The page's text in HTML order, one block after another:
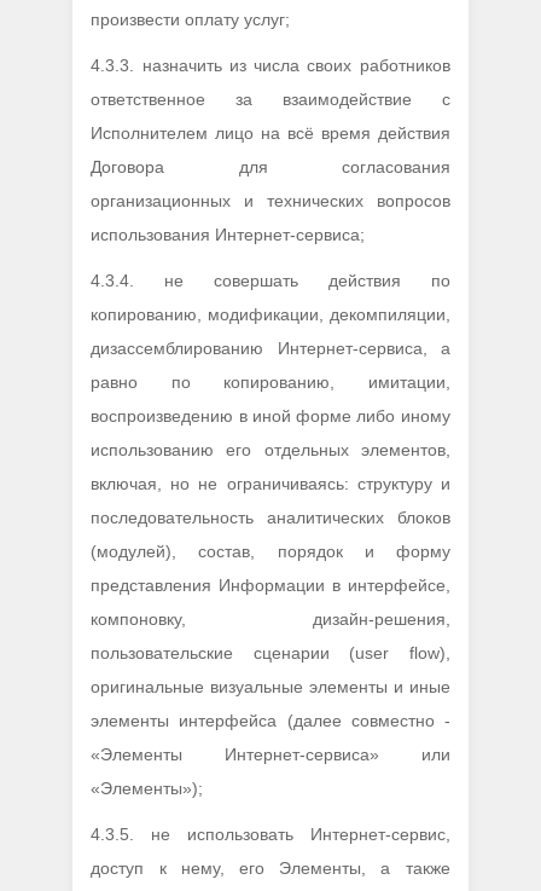
произвести оплату услуг;
4.3.3. назначить из числа своих работников
ответственное за взаимодействие с
Исполнителем лицо на всё время действия
Договора для согласования
организационных и технических вопросов
использования Интернет-сервиса;
4.3.4. не совершать действия по
копированию, модификации, декомпиляции,
дизассемблированию Интернет-сервиса, а
равно по копированию, имитации,
воспроизведению в иной форме либо иному
использованию его отдельных элементов,
включая, но не ограничиваясь: структуру и
последовательность аналитических блоков
(модулей), состав, порядок и форму
представления Информации в интерфейсе,
компоновку, дизайн-решения,
пользовательские сценарии (user flow),
оригинальные визуальные элементы и иные
элементы интерфейса (далее совместно -
«Элементы Интернет-сервиса» или
«Элементы»);
4.3.5. не использовать Интернет-сервис,
доступ к нему, его Элементы, а также